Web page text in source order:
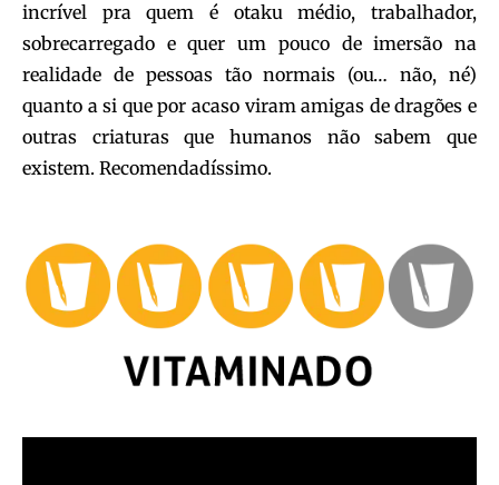
incrível pra quem é otaku médio, trabalhador,
sobrecarregado e quer um pouco de imersão na
realidade de pessoas tão normais (ou… não, né)
quanto a si que por acaso viram amigas de dragões e
outras criaturas que humanos não sabem que
existem. Recomendadíssimo.